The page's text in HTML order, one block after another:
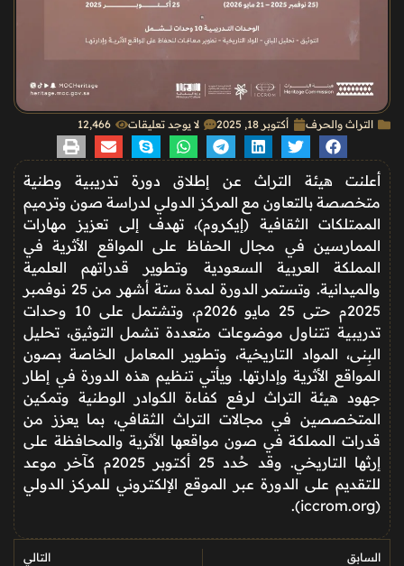
التراث والحرف أكتوبر 18, 2025 لا يوجد تعليقات 12٬466
أعلنت هيئة التراث عن إطلاق دورة تدريبية وطنية
متخصصة بالتعاون مع المركز الدولي لدراسة صون وترميم
الممتلكات الثقافية (إيكروم)، تهدف إلى تعزيز مهارات
الممارسين في مجال الحفاظ على المواقع الأثرية في
المملكة العربية السعودية وتطوير قدراتهم العلمية
والميدانية. وتستمر الدورة لمدة ستة أشهر من 25 نوفمبر
2025م حتى 25 مايو 2026م، وتشتمل على 10 وحدات
تدريبية تتناول موضوعات متعددة تشمل التوثيق، تحليل
البِنى، المواد التاريخية، وتطوير المعامل الخاصة بصون
المواقع الأثرية وإدارتها. ويأتي تنظيم هذه الدورة في إطار
جهود هيئة التراث لرفع كفاءة الكوادر الوطنية وتمكين
المتخصصين في مجالات التراث الثقافي، بما يعزز من
قدرات المملكة في صون مواقعها الأثرية والمحافظة على
إرثها التاريخي. وقد حُدد 25 أكتوبر 2025م كآخر موعد
للتقديم على الدورة عبر الموقع الإلكتروني للمركز الدولي
(iccrom.org).
السابق التالي